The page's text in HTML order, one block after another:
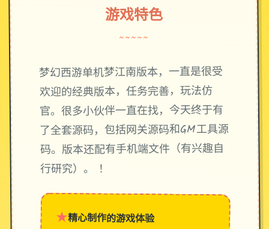
游戏特色
~~~~~
梦幻西游单机梦江南版本，一直是很受
欢迎的经典版本，任务完善，玩法仿
官。很多小伙伴一直在找，今天终于有
了全套源码，包括网关源码和GM工具源
码。版本还配有手机端文件（有兴趣自
行研究）。 ！
★精心制作的游戏体验